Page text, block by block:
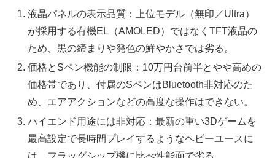
液晶パネルの表示品質：上位モデル（無印／Ultra）
が採用する有機EL（AMOLED）ではなくTFT液晶の
ため、黒の締まりや発色の鮮やかさでは劣る。
価格とSペン機能の制限：10万円台前半とやや高めの
価格帯であり、付属のSペンはBluetooth非対応のた
め、エアアクションなどの高度な操作はできない。
ハイエンド用途には非対応：最新の重い3Dゲームを
最高設定で長時間プレイするようなヘビーユースに
は、フラッグシップ機に比べ性能面で劣る。